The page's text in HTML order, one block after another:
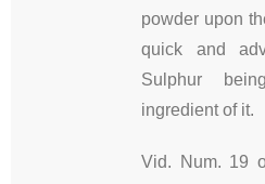
powder upon
quick and
Sulphur
ingredient of it.
Vid. Num. 19